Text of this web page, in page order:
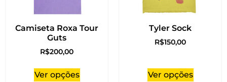
Camiseta Roxa Tour
Guts
R$200,00
Ver opções
Tyler Sock
R$150,00
Ver opções